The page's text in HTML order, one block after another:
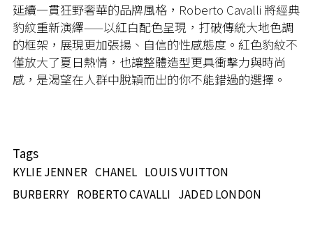
延續一貫狂野奢華的品牌風格，Roberto Cavalli 將經典
豹紋重新演繹——以紅白配色呈現，打破傳統大地色調
的框架，展現更加張揚、自信的性感態度。紅色豹紋不
僅放大了夏日熱情，也讓整體造型更具衝擊力與時尚
感，是渴望在人群中脫穎而出的你不能錯過的選擇。
Tags
KYLIE JENNER CHANEL LOUIS VUITTON
BURBERRY ROBERTO CAVALLI JADED LONDON